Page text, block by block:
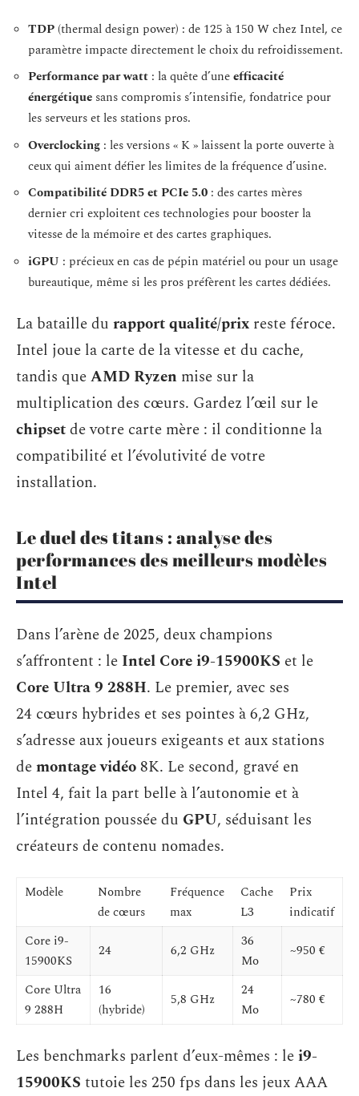
TDP(thermal design power) : de 125 à 150 W chez Intel, ce
paramètre impacte directement le choix du refroidissement.
Performance par watt : la quête d’uneefficacité
énergétique sans compromis s’intensifie, fondatrice pour
les serveurs et les stations pros.
Overclocking : les versions « K » laissent la porte ouverte à
ceux qui aiment défier les limites de la fréquence d’usine.
Compatibilité DDR5 et PCIe 5.0 : des cartes mères
dernier cri exploitent ces technologies pour booster la
vitesse de la mémoire et des cartes graphiques.
iGPU : précieux en cas de pépin matériel ou pour un usage
bureautique, même si les pros préfèrent les cartes dédiées.
La bataille du rapport qualité/prix reste féroce.
Intel joue la carte de la vitesse et du cache,
tandis queAMD Ryzen mise sur la
multiplication des cœurs. Gardez l’œil sur le
chipsetde votre carte mère : il conditionne la
compatibilité et l’évolutivité de votre
installation.
Le duel des titans : analyse des
performances des meilleurs modèles
Intel
Dans l’arène de 2025, deux champions
s’affrontent : le Intel Core i9-15900KS et le
Core Ultra 9 288H. Le premier, avec ses
24 cœurs hybrides et ses pointes à 6,2 GHz,
s’adresse aux joueurs exigeants et aux stations
demontage vidéo8K. Le second, gravé en
Intel 4, fait la part belle à l’autonomie et à
l’intégration poussée du GPU, séduisant les
créateurs de contenu nomades.
Modèle
Nombre
de cœurs
Fréquence
max
Cache
L3
Prix
indicatif
Core i9-
15900KS
24 6,2 GHz
36
Mo
~950 €
Core Ultra
9 288H
16
(hybride)
5,8 GHz
24
Mo
~780 €
Les benchmarks parlent d’eux-mêmes : lei9-
15900KS tutoie les 250 fps dans les jeux AAA